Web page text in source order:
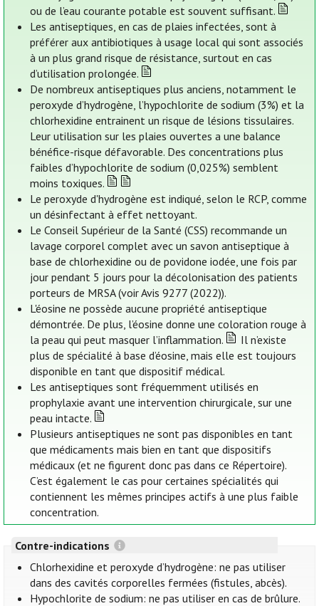
ou de l’eau courante potable est souvent suffisant.
Les antiseptiques, en cas de plaies infectées, sont à
préférer aux antibiotiques à usage local qui sont associés
à un plus grand risque de résistance, surtout en cas
d’utilisation prolongée.
De nombreux antiseptiques plus anciens, notamment le
peroxyde d’hydrogène, l’hypochlorite de sodium (3%) et la
chlorhexidine entrainent un risque de lésions tissulaires.
Leur utilisation sur les plaies ouvertes a une balance
bénéfice-risque défavorable. Des concentrations plus
faibles d’hypochlorite de sodium (0,025%) semblent
moins toxiques.
Le peroxyde d'hydrogène est indiqué, selon le RCP, comme
un désinfectant à effet nettoyant.
Le Conseil Supérieur de la Santé (CSS) recommande un
lavage corporel complet avec un savon antiseptique à
base de chlorhexidine ou de povidone iodée, une fois par
jour pendant 5 jours pour la décolonisation des patients
porteurs de MRSA (voir Avis 9277 (2022)).
L'éosine ne possède aucune propriété antiseptique
démontrée. De plus, l’éosine donne une coloration rouge à
la peau qui peut masquer l’inflammation.
Il n’existe
plus de spécialité à base d’éosine, mais elle est toujours
disponible en tant que dispositif médical.
Les antiseptiques sont fréquemment utilisés en
prophylaxie avant une intervention chirurgicale, sur une
peau intacte.
Plusieurs antiseptiques ne sont pas disponibles en tant
que médicaments mais bien en tant que dispositifs
médicaux (et ne figurent donc pas dans ce Répertoire).
C’est également le cas pour certaines spécialités qui
contiennent les mêmes principes actifs à une plus faible
concentration.
Contre-indications
Chlorhexidine et peroxyde d’hydrogène: ne pas utiliser
dans des cavités corporelles fermées (fistules, abcès).
Hypochlorite de sodium: ne pas utiliser en cas de brûlure.